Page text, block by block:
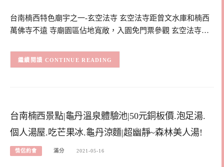
台南楠西特色廟宇之一-玄空法寺 玄空法寺距曾文水庫和楠西
萬佛寺不遠 寺廟園區佔地寬敞，入園免門票參觀 玄空法寺…
CONTINUE READING
台南楠西景點|龜丹溫泉體驗池|50元銅板價.泡足湯.
個人湯屋.吃芒果冰.龜丹涼麵|超幽靜~森林美人湯!
情侶約會 滿分 2021-05-16